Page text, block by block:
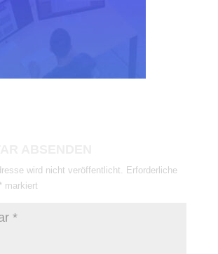
wird nicht veröffentlicht.
Erforderliche
* markiert